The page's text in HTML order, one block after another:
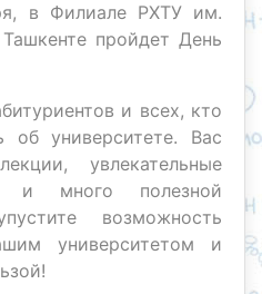
в Филиале РХТУ им.
пройдет День
и всех, кто
об университете. Вас
увлекательные
и много полезной
возможность
университетом и